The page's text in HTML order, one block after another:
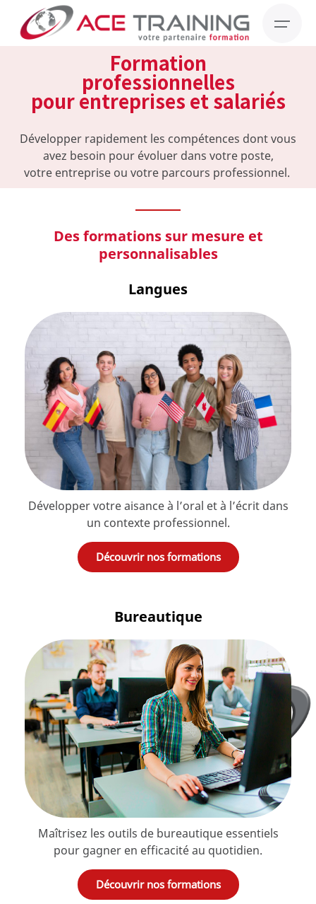
Formation
professionnelles
pour entreprises et salariés
Développer rapidement les compétences dont vous
avez besoin pour évoluer dans votre poste,
votre entreprise ou votre parcours professionnel.
Des formations sur mesure et
personnalisables
Langues
Développer votre aisance à l’oral et à l’écrit dans
un contexte professionnel.
Découvrir nos formations
Bureautique
Maîtrisez les outils de bureautique essentiels
pour gagner en efficacité au quotidien.
Découvrir nos formations